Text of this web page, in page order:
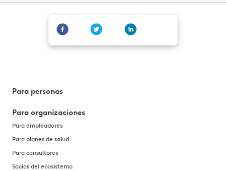
Para personas
Para organizaciones
Para empleadores
Para planes de salud
Para consultores
Socios del ecosistema